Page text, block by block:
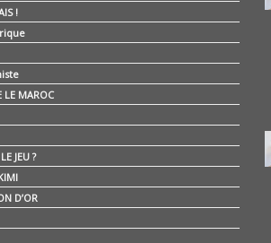
!
LE MAROC
JEU ?
D’OR